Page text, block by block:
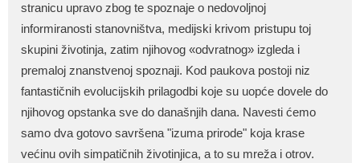
stranicu upravo zbog te spoznaje o nedovoljnoj
informiranosti stanovništva, medijski krivom pristupu toj
skupini životinja, zatim njihovog «odvratnog» izgleda i
premaloj znanstvenoj spoznaji. Kod paukova postoji niz
fantastičnih evolucijskih prilagodbi koje su uopće dovele do
njihovog opstanka sve do današnjih dana. Navesti ćemo
samo dva gotovo savršena "izuma prirode" koja krase
većinu ovih simpatičnih životinjica, a to su mreža i otrov.